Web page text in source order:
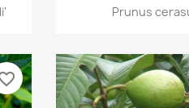
Aperçu
Prunus